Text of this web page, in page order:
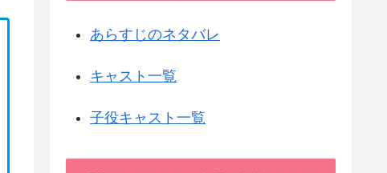
あらすじのネタバレ
キャスト一覧
子役キャスト一覧